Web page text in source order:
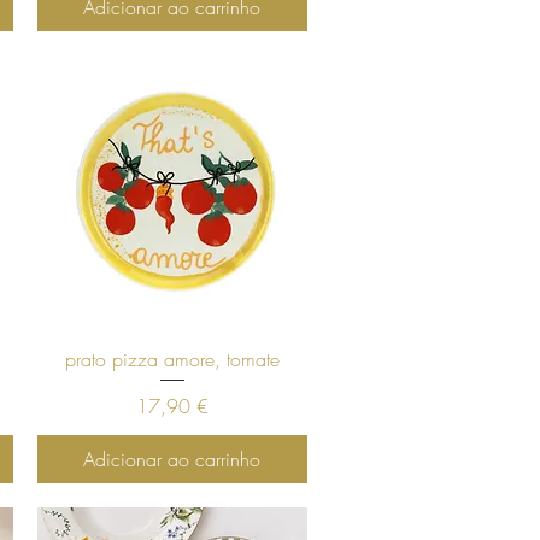
Adicionar ao carrinho
Visualização rápida
prato pizza amore, tomate
Preço
17,90 €
Adicionar ao carrinho